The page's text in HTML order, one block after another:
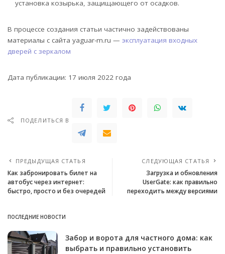
установка козырька, защищающего от осадков.
В процессе создания статьи частично задействованы
материалы с сайта yaguar-m.ru — эксплуатация входных
дверей с зеркалом
Дата публикации: 17 июля 2022 года
ПОДЕЛИТЬСЯ В
ПРЕДЫДУЩАЯ СТАТЬЯ
Как забронировать билет на
автобус через интернет:
быстро, просто и без очередей
СЛЕДУЮЩАЯ СТАТЬЯ
Загрузка и обновления
UserGate: как правильно
переходить между версиями
ПОСЛЕДНИЕ НОВОСТИ
Забор и ворота для частного дома: как
выбрать и правильно установить